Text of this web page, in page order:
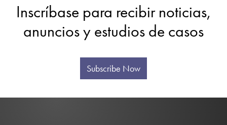
Inscríbase para recibir noticias,
anuncios y estudios de casos
Subscribe Now